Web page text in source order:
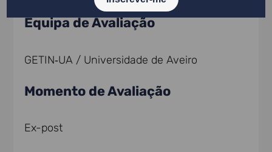
Equipa de Avaliação
GETIN‑UA / Universidade de Aveiro
Momento de Avaliação
Ex-post